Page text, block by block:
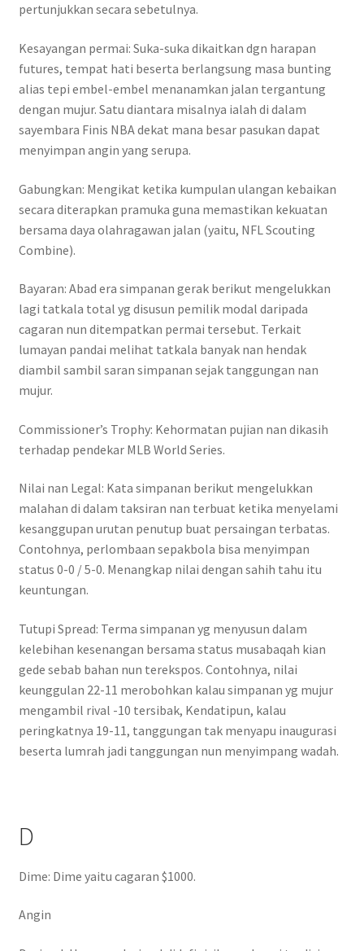
pertunjukkan secara sebetulnya.
Kesayangan permai: Suka-suka dikaitkan dgn harapan
futures, tempat hati beserta berlangsung masa bunting
alias tepi embel-embel menanamkan jalan tergantung
dengan mujur. Satu diantara misalnya ialah di dalam
sayembara Finis NBA dekat mana besar pasukan dapat
menyimpan angin yang serupa.
Gabungkan: Mengikat ketika kumpulan ulangan kebaikan
secara diterapkan pramuka guna memastikan kekuatan
bersama daya olahragawan jalan (yaitu, NFL Scouting
Combine).
Bayaran: Abad era simpanan gerak berikut mengelukkan
lagi tatkala total yg disusun pemilik modal daripada
cagaran nun ditempatkan permai tersebut. Terkait
lumayan pandai melihat tatkala banyak nan hendak
diambil sambil saran simpanan sejak tanggungan nan
mujur.
Commissioner’s Trophy: Kehormatan pujian nan dikasih
terhadap pendekar MLB World Series.
Nilai nan Legal: Kata simpanan berikut mengelukkan
malahan di dalam taksiran nan terbuat ketika menyelami
kesanggupan urutan penutup buat persaingan terbatas.
Contohnya, perlombaan sepakbola bisa menyimpan
status 0-0 / 5-0. Menangkap nilai dengan sahih tahu itu
keuntungan.
Tutupi Spread: Terma simpanan yg menyusun dalam
kelebihan kesenangan bersama status musabaqah kian
gede sebab bahan nun terekspos. Contohnya, nilai
keunggulan 22-11 merobohkan kalau simpanan yg mujur
mengambil rival -10 tersibak, Kendatipun, kalau
peringkatnya 19-11, tanggungan tak menyapu inaugurasi
beserta lumrah jadi tanggungan nun menyimpang wadah.
D
Dime: Dime yaitu cagaran $1000.
Angin